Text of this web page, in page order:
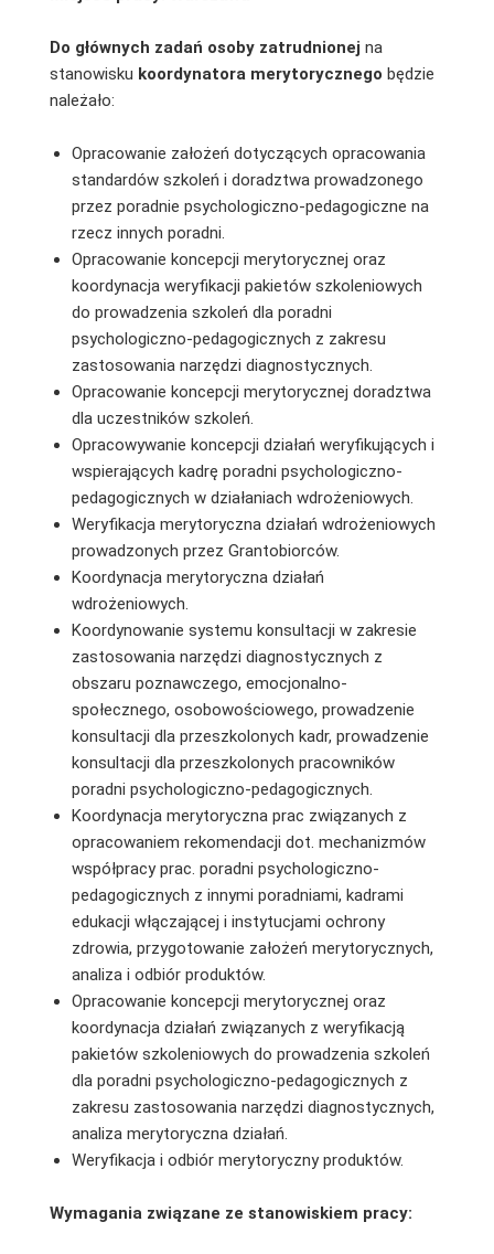
Do głównych zadań osoby zatrudnionej na
stanowisku koordynatora merytorycznego będzie
należało:
Opracowanie założeń dotyczących opracowania
standardów szkoleń i doradztwa prowadzonego
przez poradnie psychologiczno-pedagogiczne na
rzecz innych poradni.
Opracowanie koncepcji merytorycznej oraz
koordynacja weryfikacji pakietów szkoleniowych
do prowadzenia szkoleń dla poradni
psychologiczno-pedagogicznych z zakresu
zastosowania narzędzi diagnostycznych.
Opracowanie koncepcji merytorycznej doradztwa
dla uczestników szkoleń.
Opracowywanie koncepcji działań weryfikujących i
wspierających kadrę poradni psychologiczno-
pedagogicznych w działaniach wdrożeniowych.
Weryfikacja merytoryczna działań wdrożeniowych
prowadzonych przez Grantobiorców.
Koordynacja merytoryczna działań
wdrożeniowych.
Koordynowanie systemu konsultacji w zakresie
zastosowania narzędzi diagnostycznych z
obszaru poznawczego, emocjonalno-
społecznego, osobowościowego, prowadzenie
konsultacji dla przeszkolonych kadr, prowadzenie
konsultacji dla przeszkolonych pracowników
poradni psychologiczno-pedagogicznych.
Koordynacja merytoryczna prac związanych z
opracowaniem rekomendacji dot. mechanizmów
współpracy prac. poradni psychologiczno-
pedagogicznych z innymi poradniami, kadrami
edukacji włączającej i instytucjami ochrony
zdrowia, przygotowanie założeń merytorycznych,
analiza i odbiór produktów.
Opracowanie koncepcji merytorycznej oraz
koordynacja działań związanych z weryfikacją
pakietów szkoleniowych do prowadzenia szkoleń
dla poradni psychologiczno-pedagogicznych z
zakresu zastosowania narzędzi diagnostycznych,
analiza merytoryczna działań.
Weryfikacja i odbiór merytoryczny produktów.
Wymagania związane ze stanowiskiem pracy: